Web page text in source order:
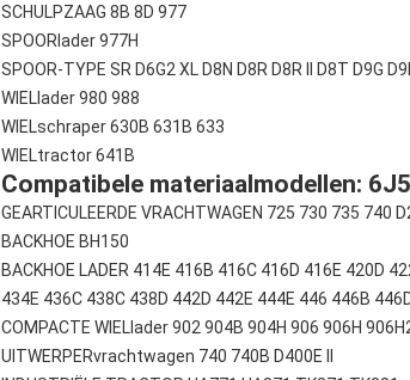
SCHULPZAAG 8B 8D 977
SPOORlader 977H
SPOOR-TYPE SR D6G2 XL D8N D8R D8R II D8T D9G
WIELlader 980 988
WIELschraper 630B 631B 633
WIELtractor 641B
Compatibele materiaalmodellen:
GEARTICULEERDE VRACHTWAGEN 725 730 735 740
BACKHOE BH150
BACKHOE LADER 414E 416B 416C 416D 416E 420D
434E 436C 438C 438D 442D 442E 444E 446 446B
COMPACTE WIELlader 902 904B 904H 906 906H
UITWERPERvrachtwagen 740 740B D400E II